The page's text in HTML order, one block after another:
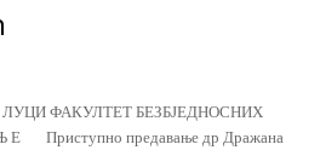
ФАКУЛТЕТ БЕЗБЈЕДНОСНИХ
Приступно предавање др Дражана